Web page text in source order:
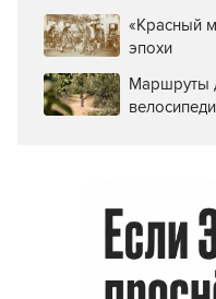
«Красный
эпохи
Маршруты